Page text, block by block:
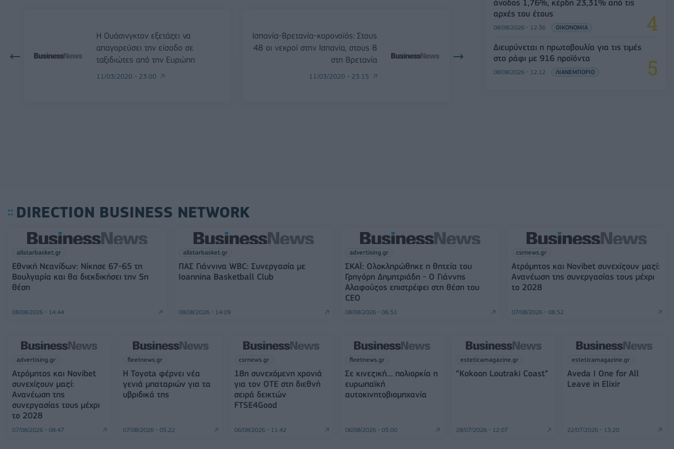
Η Ουάσινγκτον εξετάζει να
απαγορεύσει την είσοδο σε
ταξιδιώτες από την Ευρώπη
11/03/2020 - 23:00
Ισπανία-Βρετανία-κορονοϊός: Στους
48 οι νεκροί στην Ισπανία, στους 8
στη Βρετανία
11/03/2020 - 23:15
άνοδος 1,76%, κέρδη 23,31% από τις
αρχές του έτους
08/08/2026 - 12:36 ΟΙΚΟΝΟΜΙΑ
Διευρύνεται η πρωτοβουλία για τις τιμές
στο ράφι με 916 προϊόντα
08/08/2026 - 12:12 ΛΙΑΝΕΜΠΟΡΙΟ
DIRECTION BUSINESS NETWORK
allstarbasket.gr
Εθνική Νεανίδων: Νίκησε 67-65 τη
Βουλγαρία και θα διεκδικήσει την 5η
θέση
08/08/2026 - 14:44
allstarbasket.gr
ΠΑΣ Γιάννινα WBC: Συνεργασία με
Ioannina Basketball Club
08/08/2026 - 14:09
advertising.gr
ΣΚΑΪ: Ολοκληρώθηκε η θητεία του
Γρηγόρη Δημητριάδη - Ο Γιάννης
Αλαφούζος επιστρέφει στη θέση του
CEO
08/08/2026 - 06:51
csrnews.gr
Ατρόμητος και Novibet συνεχίζουν μαζί:
Ανανέωση της συνεργασίας τους μέχρι
το 2028
07/08/2026 - 08:52
advertising.gr
Ατρόμητος και Novibet
συνεχίζουν μαζί:
Ανανέωση της
συνεργασίας τους μέχρι
το 2028
07/08/2026 - 08:47
fleetnews.gr
Η Toyota φέρνει νέα
γενιά μπαταριών για τα
υβριδικά της
07/08/2026 - 05:22
csrnews.gr
18η συνεχόμενη χρονιά
για τον ΟΤΕ στη διεθνή
σειρά δεικτών
FTSE4Good
06/08/2026 - 11:42
fleetnews.gr
Σε κινεζική… πολιορκία η
ευρωπαϊκή
αυτοκινητοβιομηχανία
06/08/2026 - 05:00
esteticamagazine.gr
“Kokoon Loutraki Coast”
28/07/2026 - 12:07
esteticamagazine.gr
Aveda I One for All
Leave in Elixir
22/07/2026 - 13:20